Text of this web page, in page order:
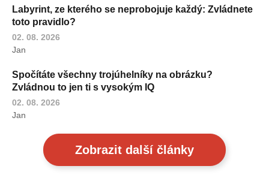
Labyrint, ze kterého se neprobojuje každý: Zvládnete
toto pravidlo?
02. 08. 2026
Jan
Spočítáte všechny trojúhelníky na obrázku?
Zvládnou to jen ti s vysokým IQ
02. 08. 2026
Jan
Zobrazit další články